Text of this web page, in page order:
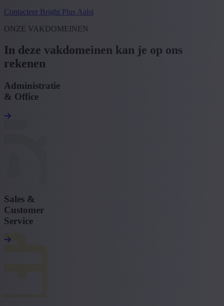
Contacteer Bright Plus Aalst
ONZE VAKDOMEINEN
In deze vakdomeinen kan je op ons
rekenen
Administratie
& Office
Sales &
Customer
Service